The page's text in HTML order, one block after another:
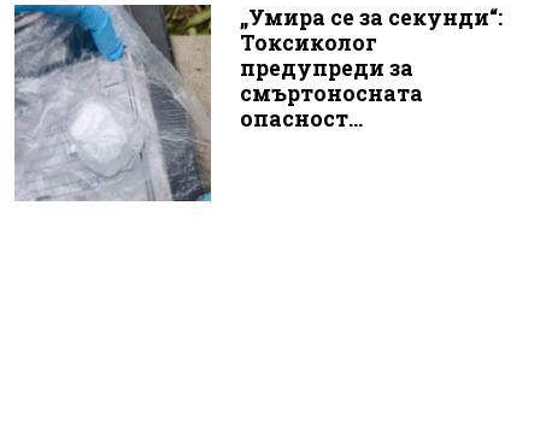
„Умира се за секунди“:
Токсиколог
предупреди за
смъртоносната
опасност...